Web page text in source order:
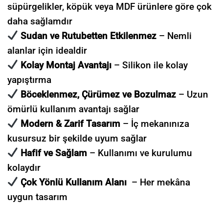
süpürgelikler, köpük veya MDF ürünlere göre çok
daha sağlamdır
Sudan ve Rutubetten Etkilenmez– Nemli
alanlar için idealdir
Kolay Montaj Avantajı– Silikon ile kolay
yapıştırma
Böceklenmez, Çürümez ve Bozulmaz– Uzun
ömürlü kullanım avantajı sağlar
Modern & Zarif Tasarım– İç mekanınıza
kusursuz bir şekilde uyum sağlar
Hafif ve Sağlam– Kullanımı ve kurulumu
kolaydır
Çok Yönlü Kullanım Alanı– Her mekâna
uygun tasarım